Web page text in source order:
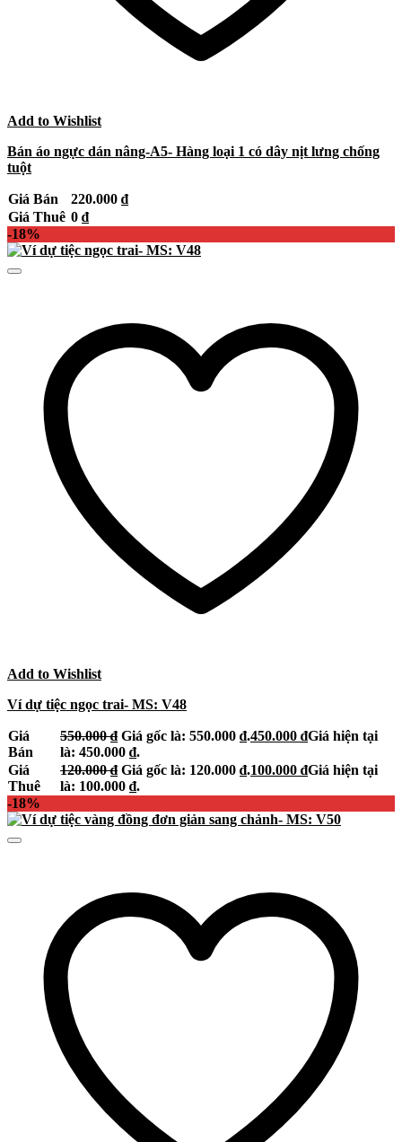
Add to Wishlist
Bán áo ngực dán nâng-A5- Hàng loại 1 có dây nịt lưng chống
tuột
Giá Bán 220.000 ₫
Giá Thuê 0 ₫
-18%
Add to Wishlist
Ví dự tiệc ngọc trai- MS: V48
Giá
Bán
550.000₫ Giá gốc là: 550.000 ₫.450.000 ₫Giá hiện tại
là: 450.000 ₫.
Giá
Thuê
120.000₫ Giá gốc là: 120.000 ₫.100.000 ₫Giá hiện tại
là: 100.000 ₫.
-18%